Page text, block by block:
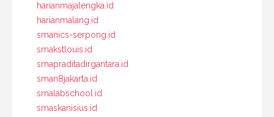
harianmajalengka.id
harianmalang.id
smanics-serpong.id
smakstlouis.id
smapraditadirgantara.id
sman8jakarta.id
smalabschool.id
smaskanisius.id